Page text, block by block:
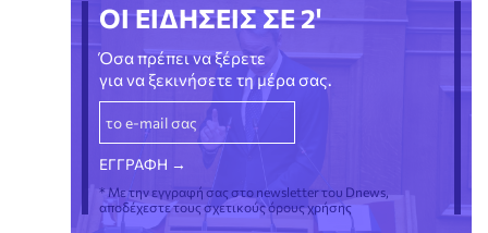
ΟΙ ΕΙΔΗΣΕΙΣ ΣΕ 2'
Όσα πρέπει να ξέρετε
για να ξεκινήσετε τη μέρα σας.
* Με την εγγραφή σας στο newsletter του Dnews,
αποδέχεστε τους σχετικούς όρους χρήσης